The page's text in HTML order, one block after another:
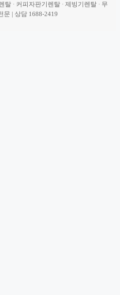
· 커피자판기렌탈 · 제빙기렌탈 · 무
문 | 상담 1688-2419